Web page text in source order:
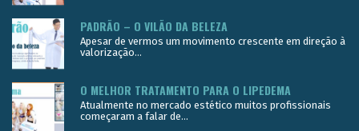
PADRÃO – O VILÃO DA BELEZA
Apesar de vermos um movimento crescente em direção à
valorização...
O MELHOR TRATAMENTO PARA O LIPEDEMA
Atualmente no mercado estético muitos profissionais
começaram a falar de...